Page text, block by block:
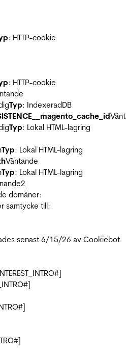
: HTTP-cookie
: HTTP-cookie
Typ: IndexeradDB
Typ: Lokal HTML-lagring
Typ: Lokal HTML-lagring
Väntande
Typ: Lokal HTML-lagring
2
domäner:
samtycke till:
senast 6/15/26 av Cookiebot